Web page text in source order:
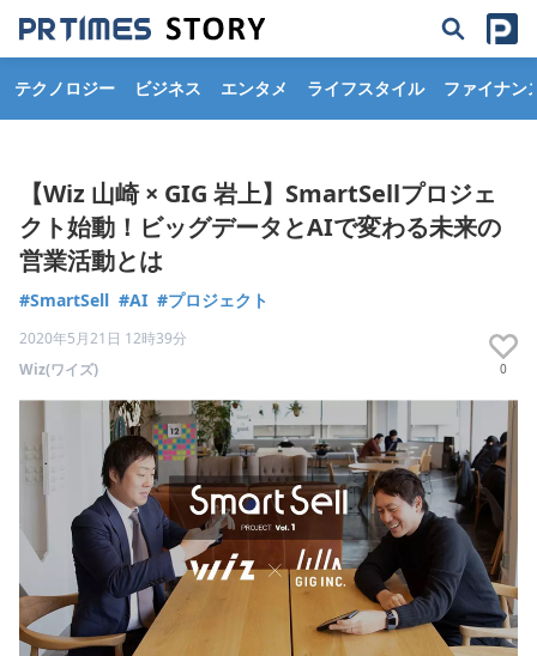
テクノロジー ビジネス エンタメ ライフスタイル ファイナン
【Wiz 山崎 × GIG 岩上】SmartSellプロジェ
クト始動！ビッグデータとAIで変わる未来の
営業活動とは
#SmartSell #AI #プロジェクト
2020年5月21日 12時39分
Wiz(ワイズ)
0